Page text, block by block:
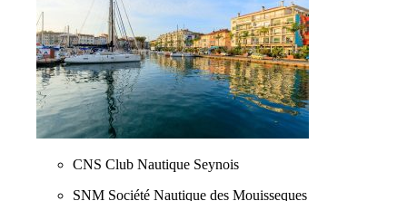
CNS Club Nautique Seynois
SNM Société Nautique des Mouisseques